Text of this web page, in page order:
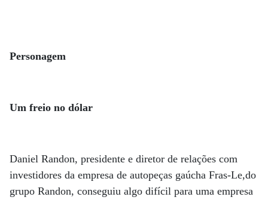
Personagem
Um freio no dólar
Daniel Randon, presidente e diretor de relações com
investidores da empresa de autopeças gaúcha Fras-Le,do
grupo Randon, conseguiu algo difícil para uma empresa